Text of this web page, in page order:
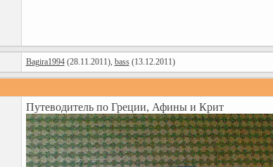
Bagira1994(28.11.2011), bass(13.12.2011)
Путеводитель по Греции, Афины и Крит